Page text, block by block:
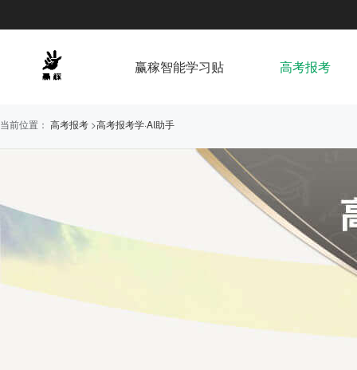
赢稼智能学习贴 高考报考
当前位置： 高考报考 >高考报考学·AI助手